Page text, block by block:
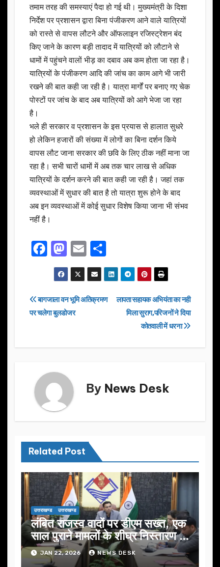
तमाम तरह की समस्याएं पैदा हो गई थी। मुख्यमंत्री के दिशा
निर्देश पर प्रशासन द्वारा बिना पंजीकरण आने वाले यात्रियों
को रास्ते से वापस लौटने और ऑफलाइन रजिस्ट्रेशन बंद
किए जाने के कारण बड़ी तादाद में यात्रियों को लौटाने से
धामों में पहुंचने वालों भीड़ का दबाव अब कम होता जा रहा है।
यात्रियों के पंजीकरण आदि की जांच का काम आगे भी जारी
रखने की बात कही जा रही है। यात्रा मार्गों पर बनाए गए चेक
पोस्टों पर जांच के बाद अब यात्रियों को आगे भेजा जा रहा
है।
भले ही सरकार व प्रशासन के इस प्रयास से हालात सुधरे
हो लेकिन हजारों की संख्या में लोगों का बिना दर्शन किये
वापस लौट जाना सरकार की छवि के लिए ठीक नहीं माना जा
रहा है। सभी चारों धामों में अब तक चार लाख से अधिक
यात्रियों के दर्शन करने की बात कही जा रही है। जहां तक
व्यवस्थाओं में सुधार की बात है तो यात्रा शुरू होने के बाद
अब इन व्यवस्थाओं में कोई सुधार विशेष किया जाना भी संभव
नहीं है।
F
a
c
e
b
o
M
a
st
o
d
n
E
m
ail
h
ar
e
Post
navigation
लापता सहायक अभियंता का नही
मिला सुराग,परिजनों ने दिया
कोतवाली में धरना
बागजाला वन भूमि अतिक्रमण
पर चलेगा बुलडोजर
By News Desk
Related Post
उत्तराखण्ड उत्तराखण्ड
लंबित राजस्व वादों पर डीएम सख्त, एक
साल पुराने मामलों के शीघ्र निस्तारण के
आदेश…
JAN 22, 2026 NEWS DESK